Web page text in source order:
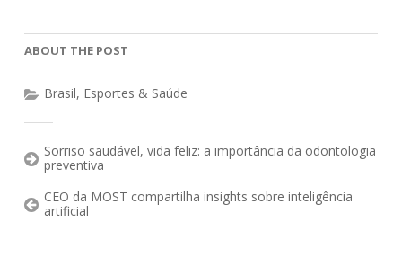
ABOUT THE POST
Brasil, Esportes & Saúde
Sorriso saudável, vida feliz: a importância da odontologia
preventiva
CEO da MOST compartilha insights sobre inteligência
artificial